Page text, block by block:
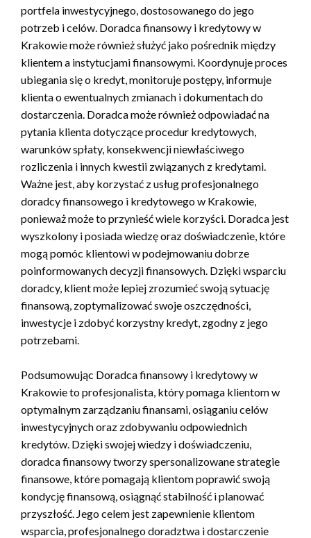
portfela inwestycyjnego, dostosowanego do jego
potrzeb i celów. Doradca finansowy i kredytowy w
Krakowie może również służyć jako pośrednik między
klientem a instytucjami finansowymi. Koordynuje proces
ubiegania się o kredyt, monitoruje postępy, informuje
klienta o ewentualnych zmianach i dokumentach do
dostarczenia. Doradca może również odpowiadać na
pytania klienta dotyczące procedur kredytowych,
warunków spłaty, konsekwencji niewłaściwego
rozliczenia i innych kwestii związanych z kredytami.
Ważne jest, aby korzystać z usług profesjonalnego
doradcy finansowego i kredytowego w Krakowie,
ponieważ może to przynieść wiele korzyści. Doradca jest
wyszkolony i posiada wiedzę oraz doświadczenie, które
mogą pomóc klientowi w podejmowaniu dobrze
poinformowanych decyzji finansowych. Dzięki wsparciu
doradcy, klient może lepiej zrozumieć swoją sytuację
finansową, zoptymalizować swoje oszczędności,
inwestycje i zdobyć korzystny kredyt, zgodny z jego
potrzebami.
Podsumowując Doradca finansowy i kredytowy w
Krakowie to profesjonalista, który pomaga klientom w
optymalnym zarządzaniu finansami, osiąganiu celów
inwestycyjnych oraz zdobywaniu odpowiednich
kredytów. Dzięki swojej wiedzy i doświadczeniu,
doradca finansowy tworzy spersonalizowane strategie
finansowe, które pomagają klientom poprawić swoją
kondycję finansową, osiągnąć stabilność i planować
przyszłość. Jego celem jest zapewnienie klientom
wsparcia, profesjonalnego doradztwa i dostarczenie